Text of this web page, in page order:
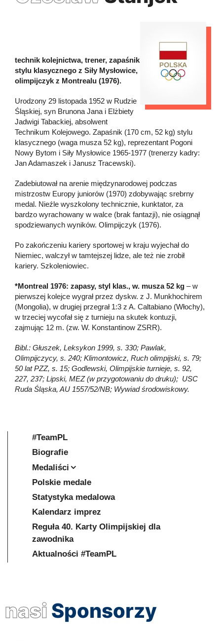
technik kolejnictwa, trener, zapaśnik
stylu klasycznego z Siły Mysłowice,
olimpijczyk z Montrealu (1976).
Urodzony 29 listopada 1952 w Rudzie
Śląskiej, syn Brunona Jana i Elżbiety
Jadwigi Tabackiej, absolwent
Technikum Kolejowego. Zapaśnik (170 cm, 52 kg) stylu
klasycznego (waga musza 52 kg), reprezentant Pogoni
Nowy Bytom i Siły Mysłowice 1965-1977 (trenerzy kadry:
Jan Adamaszek i Janusz Tracewski).
Zadebiutował na arenie międzynarodowej podczas
mistrzostw Europy juniorów (1970) zdobywając srebrny
medal. Nieźle wyszkolony technicznie, kunktator, za
bardzo wyrachowany w walce (brak fantazji), nie osiągnął
spodziewanych wyników. Olimpijczyk (1976).
Po zakończeniu kariery sportowej w kraju wyjechał do
Niemiec, walczył w tamtejszej lidze, ale też nie zrobił
kariery. Szkoleniowiec.
*Montreal 1976: zapasy, styl klas., w. musza 52 kg – w
pierwszej kolejce wygrał przez dyskw. z J. Munkhochirem
(Mongolia), w drugiej przegrał 1:3 z A. Caltabiano (Włochy),
w trzeciej wycofał się z turnieju na skutek kontuzji,
zajmując 12 m. (zw. W. Konstantinow ZSRR).
Bibl.: Głuszek, Leksykon 1999, s. 330; Pawlak,
Olimpijczycy, s. 240; Klimontowicz, Ruch olimpijski, s. 79;
50 lat PZZ, s. 15; Godlewski, Olimpijskie turnieje, s. 92,
227, 237; Lipski, MEZ (w przygotowaniu do druku); USC
Ruda Śląska, AU 1557/52/NB; Wywiad środowiskowy.
#TeamPL
Biografie
Medaliści
Polskie medale
Statystyka medalowa
Kalendarz imprez
Reguła 40. Karty Olimpijskiej dla
zawodnika
Aktualności #TeamPL
nasi Sponsorzy